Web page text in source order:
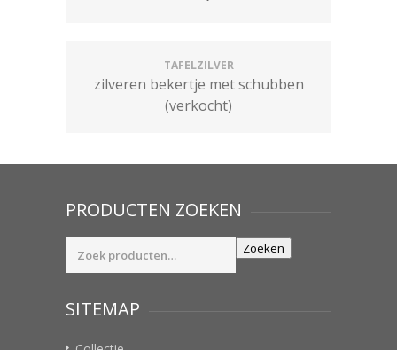
TAFELZILVER
zilveren bekertje met schubben
(verkocht)
PRODUCTEN ZOEKEN
Zoeken
Zoeken
SITEMAP